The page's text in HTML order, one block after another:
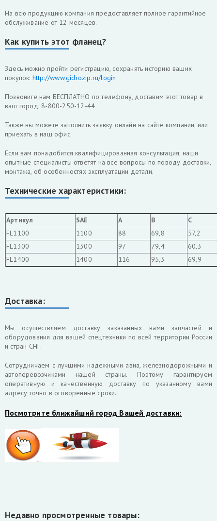
На всю продукцию компания предоставляет полное гарантийное
обслуживание от 12 месяцев.
Как купить этот фланец?
Здесь можно пройти регистрацию, сохранять историю ваших
покупок: http://www.gidrozip.ru/login
Позвоните нам БЕСПЛАТНО по телефону, доставим этот товар в
ваш город: 8-800-250-12-44
Также вы можете заполнить заявку онлайн на сайте компании, или
приехать в наш офис.
Если вам понадобится квалифицированная консультация, наши
опытные специалисты ответят на все вопросы по поводу доставки,
монтажа, об особенностях эксплуатации детали.
Технические характеристики:
Артикул SAE A B
C
FL1100
1100 88 69,8
57,2
FL1300
1300 97 79,4
60,3
FL1400
1400 116 95,3 69,9
Доставка:
Мы осуществляем доставку заказанных вами запчастей и
оборудования для вашей спецтехники по всей территории России
и стран СНГ.
Cотрудничаем с лучшими надёжными авиа, железнодорожными и
автоперевозчиками нашей страны. Поэтому гарантируем
оперативную и качественную доставку по указанному вами
адресу точно в оговоренные сроки.
Посмотрите ближайший город Вашей доставки:
Недавно просмотренные товары: